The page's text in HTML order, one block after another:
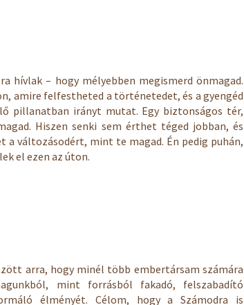
hívlak – hogy mélyebben megismerd önmagad.
amire felfestheted a történetedet, és a gyengéd
pillanatban irányt mutat. Egy biztonságos tér,
Hiszen senki sem érthet téged jobban, és
a változásodért, mint te magad. Én pedig puhán,
el ezen az úton.
arra, hogy minél több embertársam számára
mint forrásból fakadó, felszabadító
élményét. Célom, hogy a Számodra is